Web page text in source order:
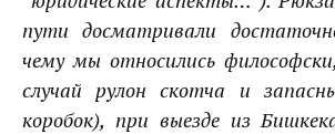
пути досматривали
чему мы относились
случай рулон скотча и
коробок), при выезде из